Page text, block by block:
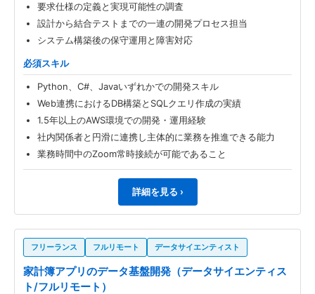
要求仕様の定義と実現可能性の調査
設計から結合テストまでの一連の開発プロセス担当
システム構築後の保守運用と障害対応
必須スキル
Python、C#、Javaいずれかでの開発スキル
Web連携におけるDB構築とSQLクエリ作成の実績
1.5年以上のAWS環境での開発・運用経験
社内関係者と円滑に連携し主体的に業務を推進できる能力
業務時間中のZoom常時接続が可能であること
詳細を見る ›
フリーランス フルリモート データサイエンティスト
家計簿アプリのデータ基盤開発（データサイエンティス
ト/フルリモート）